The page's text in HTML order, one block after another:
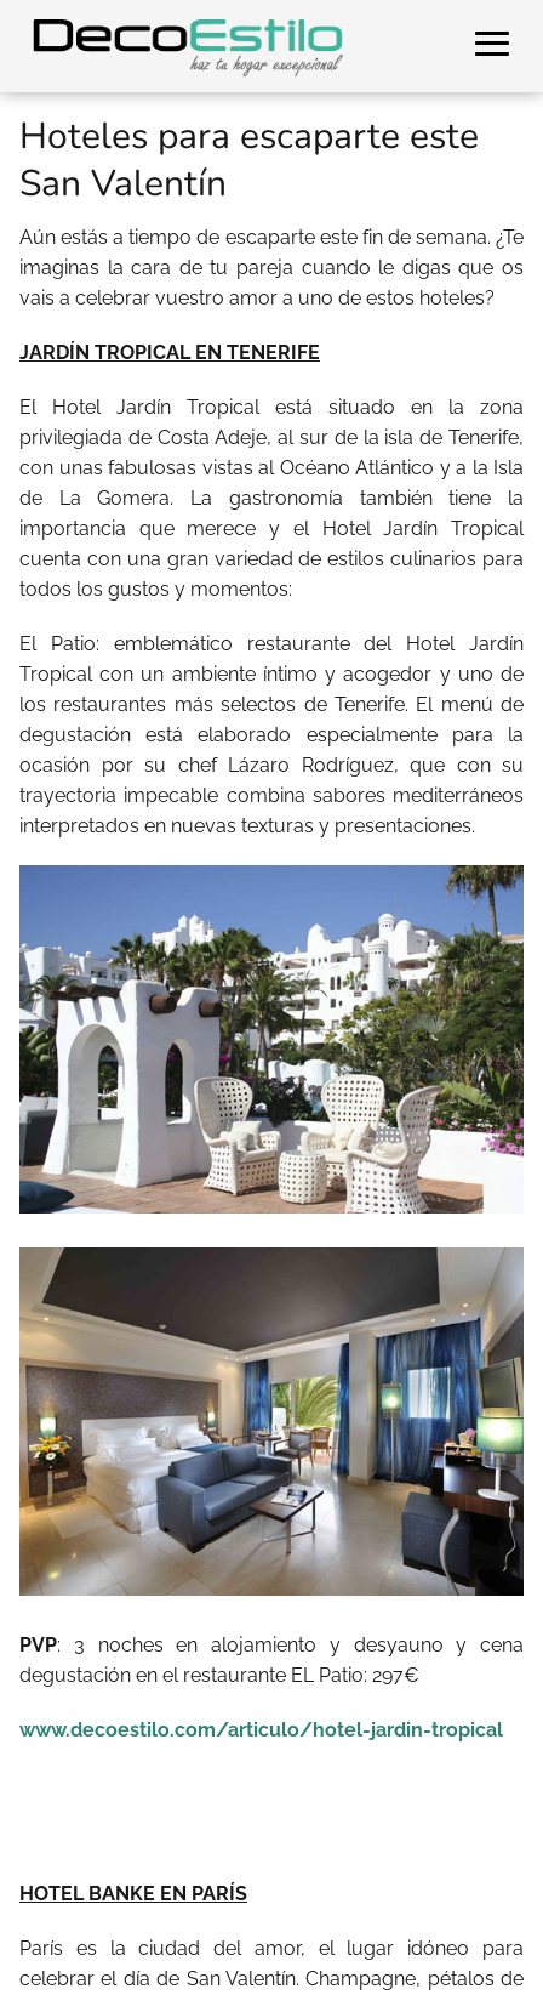
Hoteles para escaparte este
San Valentín
Aún estás a tiempo de escaparte este fin de semana. ¿Te
imaginas la cara de tu pareja cuando le digas que os
vais a celebrar vuestro amor a uno de estos hoteles?
JARDÍN TROPICAL EN TENERIFE
El Hotel Jardín Tropical está situado en la zona
privilegiada de Costa Adeje, al sur de la isla de Tenerife,
con unas fabulosas vistas al Océano Atlántico y a la Isla
de La Gomera. La gastronomía también tiene la
importancia que merece y el Hotel Jardín Tropical
cuenta con una gran variedad de estilos culinarios para
todos los gustos y momentos:
El Patio: emblemático restaurante del Hotel Jardín
Tropical con un ambiente íntimo y acogedor y uno de
los restaurantes más selectos de Tenerife. El menú de
degustación está elaborado especialmente para la
ocasión por su chef Lázaro Rodríguez, que con su
trayectoria impecable combina sabores mediterráneos
interpretados en nuevas texturas y presentaciones.
PVP: 3 noches en alojamiento y desyauno y cena
degustación en el restaurante EL Patio: 297€
www.decoestilo.com/articulo/hotel-jardin-tropical
HOTEL BANKE EN PARÍS
París es la ciudad del amor, el lugar idóneo para
celebrar el día de San Valentín. Champagne, pétalos de